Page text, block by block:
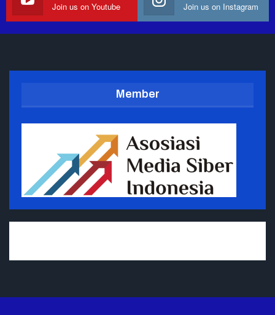
Join us on Youtube Join us on Instagram
Member